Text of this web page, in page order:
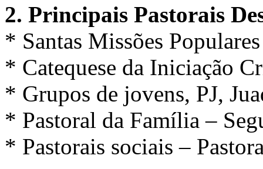
2. Principais Pastorais
* Santas Missões Populares
* Catequese da Iniciação
* Grupos de jovens, PJ,
* Pastoral da Família –
* Pastorais sociais –